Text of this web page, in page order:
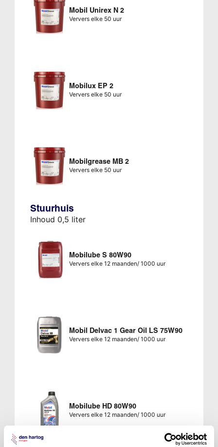
Mobil Unirex N 2
Ververs elke 50 uur
Mobilux EP 2
Ververs elke 50 uur
Mobilgrease MB 2
Ververs elke 50 uur
Stuurhuis
Inhoud 0,5 liter
Mobilube S 80W90
Ververs elke 12 maanden/ 1000 uur
Mobil Delvac 1 Gear Oil LS 75W90
Ververs elke 12 maanden/ 1000 uur
Mobilube HD 80W90
Ververs elke 12 maanden/ 1000 uur